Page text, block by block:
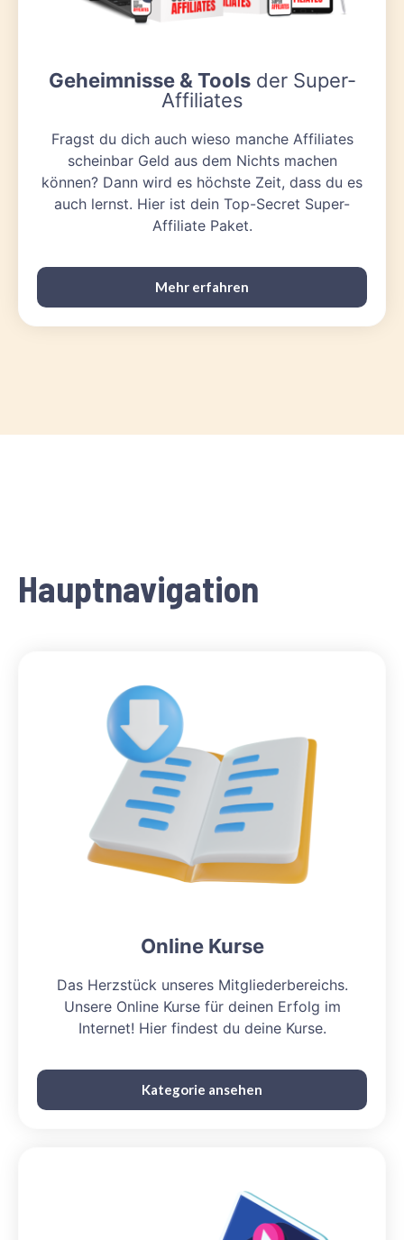
Geheimnisse & Toolsder Super-
Affiliates
Fragst du dich auch wieso manche Affiliates
scheinbar Geld aus dem Nichts machen
können? Dann wird es höchste Zeit, dass du es
auch lernst. Hier ist dein Top-Secret Super-
Affiliate Paket.
Mehr erfahren
Hauptnavigation
Online Kurse
Das Herzstück unseres Mitgliederbereichs.
Unsere Online Kurse für deinen Erfolg im
Internet! Hier findest du deine Kurse.
Kategorie ansehen